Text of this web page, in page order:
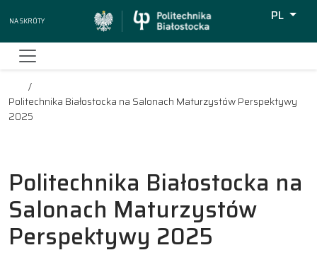
Na skróty
PL
Politechnika Białostocka na Salonach Maturzystów Perspektywy
2025
Politechnika Białostocka na
Salonach Maturzystów
Perspektywy 2025